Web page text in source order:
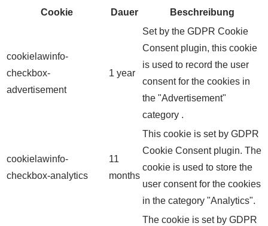
Cookie
Dauer Beschreibung
cookielawinfo-
checkbox-
advertisement
1 year
Set by the GDPR Cookie
Consent plugin, this cookie
is used to record the user
consent for the cookies in
the "Advertisement"
category .
cookielawinfo-
checkbox-analytics
11
months
This cookie is set by GDPR
Cookie Consent plugin. The
cookie is used to store the
user consent for the cookies
in the category "Analytics".
The cookie is set by GDPR